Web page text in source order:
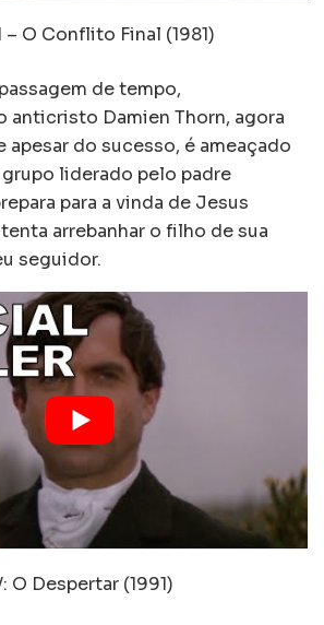
O Conflito Final (1981)
de tempo,
anticristo Damien Thorn, agora
apesar do sucesso, é ameaçado
liderado pelo padre
para a vinda de Jesus
arrebanhar o filho de sua
seguidor.
O Despertar (1991)